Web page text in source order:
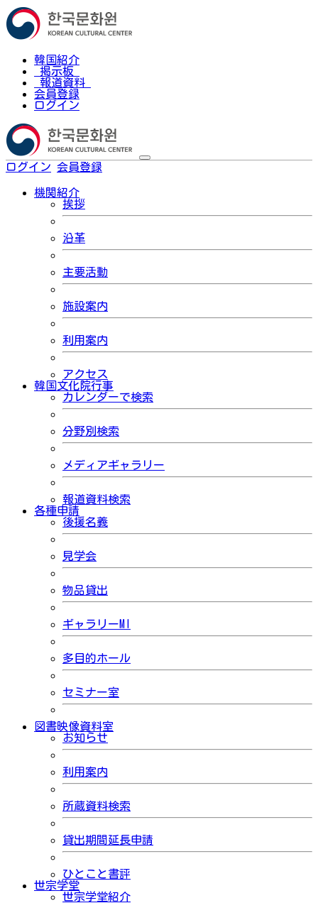
韓国紹介
掲示板
報道資料
会員登録
ログイン
ログイン 会員登録
機関紹介
挨拶
沿革
主要活動
施設案内
利用案内
アクセス
韓国文化院行事
カレンダーで検索
分野別検索
メディアギャラリー
報道資料検索
各種申請
後援名義
見学会
物品貸出
ギャラリーMI
多目的ホール
セミナー室
図書映像資料室
お知らせ
利用案内
所蔵資料検索
貸出期間延長申請
ひとこと書評
世宗学堂
世宗学堂紹介